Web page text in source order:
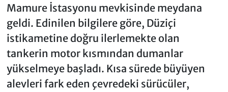
Mamure İstasyonu mevkisinde meydana
geldi. Edinilen bilgilere göre, Düziçi
istikametine doğru ilerlemekte olan
tankerin motor kısmından dumanlar
yükselmeye başladı. Kısa sürede büyüyen
alevleri fark eden çevredeki sürücüler,